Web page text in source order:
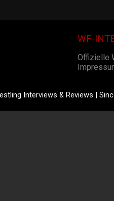
WF-
Offizielle
Interviews & Reviews |